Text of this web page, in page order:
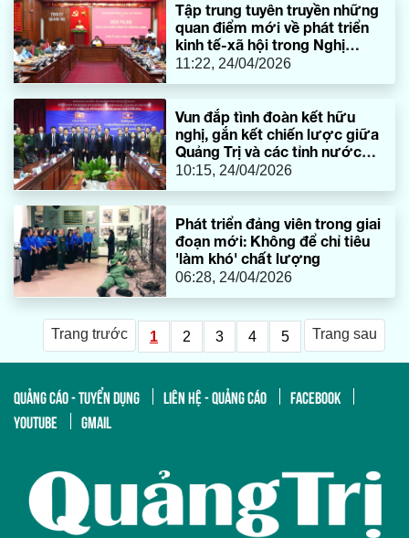
Tập trung tuyên truyền những
quan điểm mới về phát triển
kinh tế-xã hội trong Nghị
quyết Đại hội XIV của Đảng
11:22, 24/04/2026
Vun đắp tình đoàn kết hữu
nghị, gắn kết chiến lược giữa
Quảng Trị và các tỉnh nước
bạn Lào
10:15, 24/04/2026
Phát triển đảng viên trong giai
đoạn mới: Không để chỉ tiêu
'làm khó' chất lượng
06:28, 24/04/2026
Trang trước 1 2 3 4 5 Trang sau
QUẢNG CÁO - TUYỂN DỤNG LIÊN HỆ - QUẢNG CÁO
FACEBOOK
YOUTUBE
GMAIL